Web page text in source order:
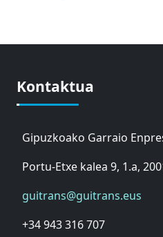
Kontaktua
Gipuzkoako Garraio
Portu-Etxe kalea 9, 1.a,
guitrans@guitrans.eus
+34 943 316 707